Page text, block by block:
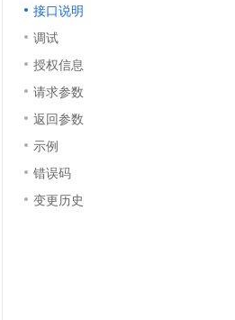
接口说明
调试
授权信息
请求参数
返回参数
示例
错误码
变更历史
语音识别与合成
Qwen3-TTS-Flash
字证书管理服务（原SSL证书）
现全站 HTTPS，呈现可信的 Web 访问
信服务
数据开发治理平台 DataWorks
打造一站式影视创作平台
剧工坊：一站式动画创作平台
速生产连贯的高质量长漫剧
分钟搭建微信、支付宝小程序
效部署网站，快速应用到小程序
锋实践拓展 AI 生产力的边界
天发布时刻
见，即是所愿
实训营
基础到进阶，Agent 创客手把手教你
创新加速
Token 补贴，五大权
益加速 OPC 成功
司注册
云迁移
维服务
伴信用分合作计划
更多支持
作伙伴培训与认证
询合作伙伴
录合作伙伴管理后台
像站
我要反馈
要建议
要投诉
园招聘